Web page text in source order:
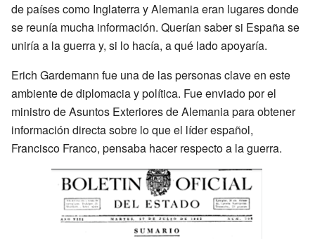
de países como Inglaterra y Alemania eran lugares donde
se reunía mucha información. Querían saber si España se
uniría a la guerra y, si lo hacía, a qué lado apoyaría.
Erich Gardemann fue una de las personas clave en este
ambiente de diplomacia y política. Fue enviado por el
ministro de Asuntos Exteriores de Alemania para obtener
información directa sobre lo que el líder español,
Francisco Franco, pensaba hacer respecto a la guerra.